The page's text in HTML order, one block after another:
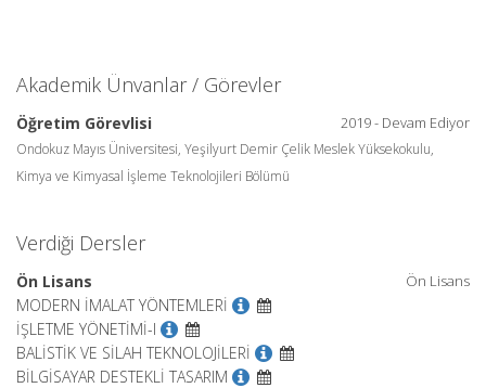
Akademik Ünvanlar / Görevler
2019 - Devam Ediyor
Öğretim Görevlisi
Ondokuz Mayıs Üniversitesi, Yeşilyurt Demir Çelik Meslek Yüksekokulu,
Kimya ve Kimyasal İşleme Teknolojileri Bölümü
Verdiği Dersler
Ön Lisans
Ön Lisans
MODERN İMALAT YÖNTEMLERİ
İŞLETME YÖNETİMİ-I
BALİSTİK VE SİLAH TEKNOLOJİLERİ
BİLGİSAYAR DESTEKLİ TASARIM